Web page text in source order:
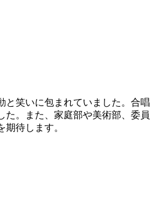
と笑いに包まれていました。合唱
た。また、家庭部や美術部、委員
待します。